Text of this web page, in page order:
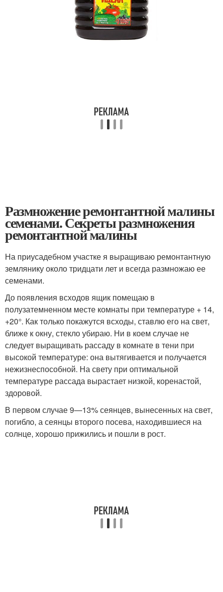
Размножение ремонтантной малины
семенами. Секреты размножения
ремонтантной малины
На приусадебном участке я выращиваю ремонтантную
землянику около тридцати лет и всегда размножаю ее
семенами.
До появления всходов ящик помещаю в
полузатемненном месте комнаты при температуре + 14,
+20°. Как только покажутся всходы, ставлю его на свет,
ближе к окну, стекло убираю. Ни в коем случае не
следует выращивать рассаду в комнате в тени при
высокой температуре: она вытягивается и получается
нежизнеспособной. На свету при оптимальной
температуре рассада вырастает низкой, коренастой,
здоровой.
В первом случае 9—13% сеянцев, вынесенных на свет,
погибло, а сеянцы второго посева, находившиеся на
солнце, хорошо прижились и пошли в рост.